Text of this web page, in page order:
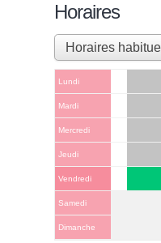
Horaires
Lundi
Mardi
Mercredi
Jeudi
Vendredi
Samedi
Dimanche